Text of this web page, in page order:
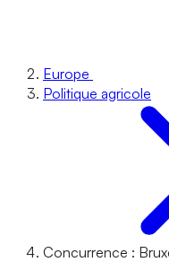
Europe
Politique agricole
Concurrence :